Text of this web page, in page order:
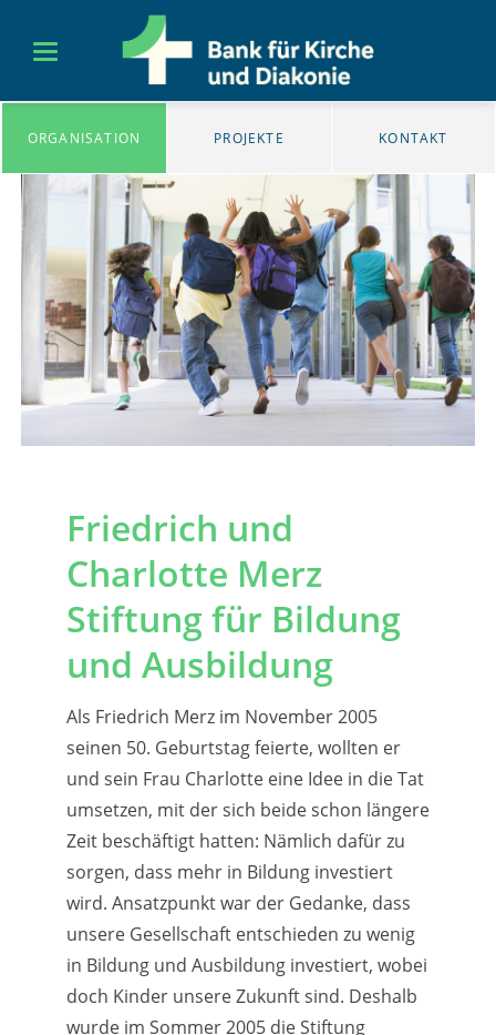
ORGANISATION PROJEKTE KONTAKT
Friedrich und
Charlotte Merz
Stiftung für Bildung
und Ausbildung
Als Friedrich Merz im November 2005
seinen 50. Geburtstag feierte, wollten er
und sein Frau Charlotte eine Idee in die Tat
umsetzen, mit der sich beide schon längere
Zeit beschäftigt hatten: Nämlich dafür zu
sorgen, dass mehr in Bildung investiert
wird. Ansatzpunkt war der Gedanke, dass
unsere Gesellschaft entschieden zu wenig
in Bildung und Ausbildung investiert, wobei
doch Kinder unsere Zukunft sind. Deshalb
wurde im Sommer 2005 die Stiftung